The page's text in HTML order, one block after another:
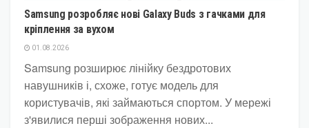
Samsung розробляє нові Galaxy Buds з гачками для
кріплення за вухом
01.08.2026
Samsung розширює лінійку бездротових
навушників і, схоже, готує модель для
користувачів, які займаються спортом. У мережі
з'явилися перші зображення нових...